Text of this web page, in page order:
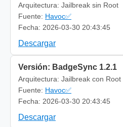
Arquitectura: Jailbreak sin Root
Fuente: Havoc✅
Fecha: 2026-03-30 20:43:45
Descargar
Versión: BadgeSync 1.2.1
Arquitectura: Jailbreak con Root
Fuente: Havoc✅
Fecha: 2026-03-30 20:43:45
Descargar